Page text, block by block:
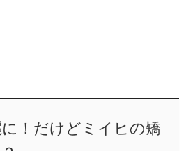
！だけどミイヒの矯